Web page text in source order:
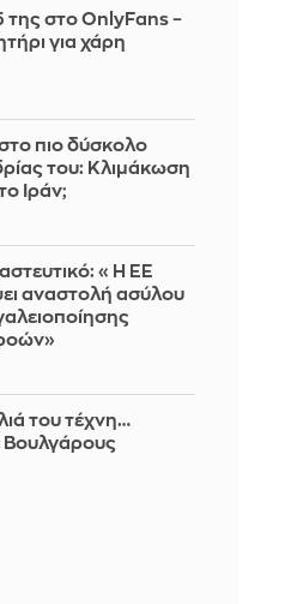
της στο OnlyFans –
για χάρη
πιο δύσκολο
του: Κλιμάκωση
Ιράν;
«Η ΕΕ
αναστολή ασύλου
του τέχνη…
Βουλγάρους